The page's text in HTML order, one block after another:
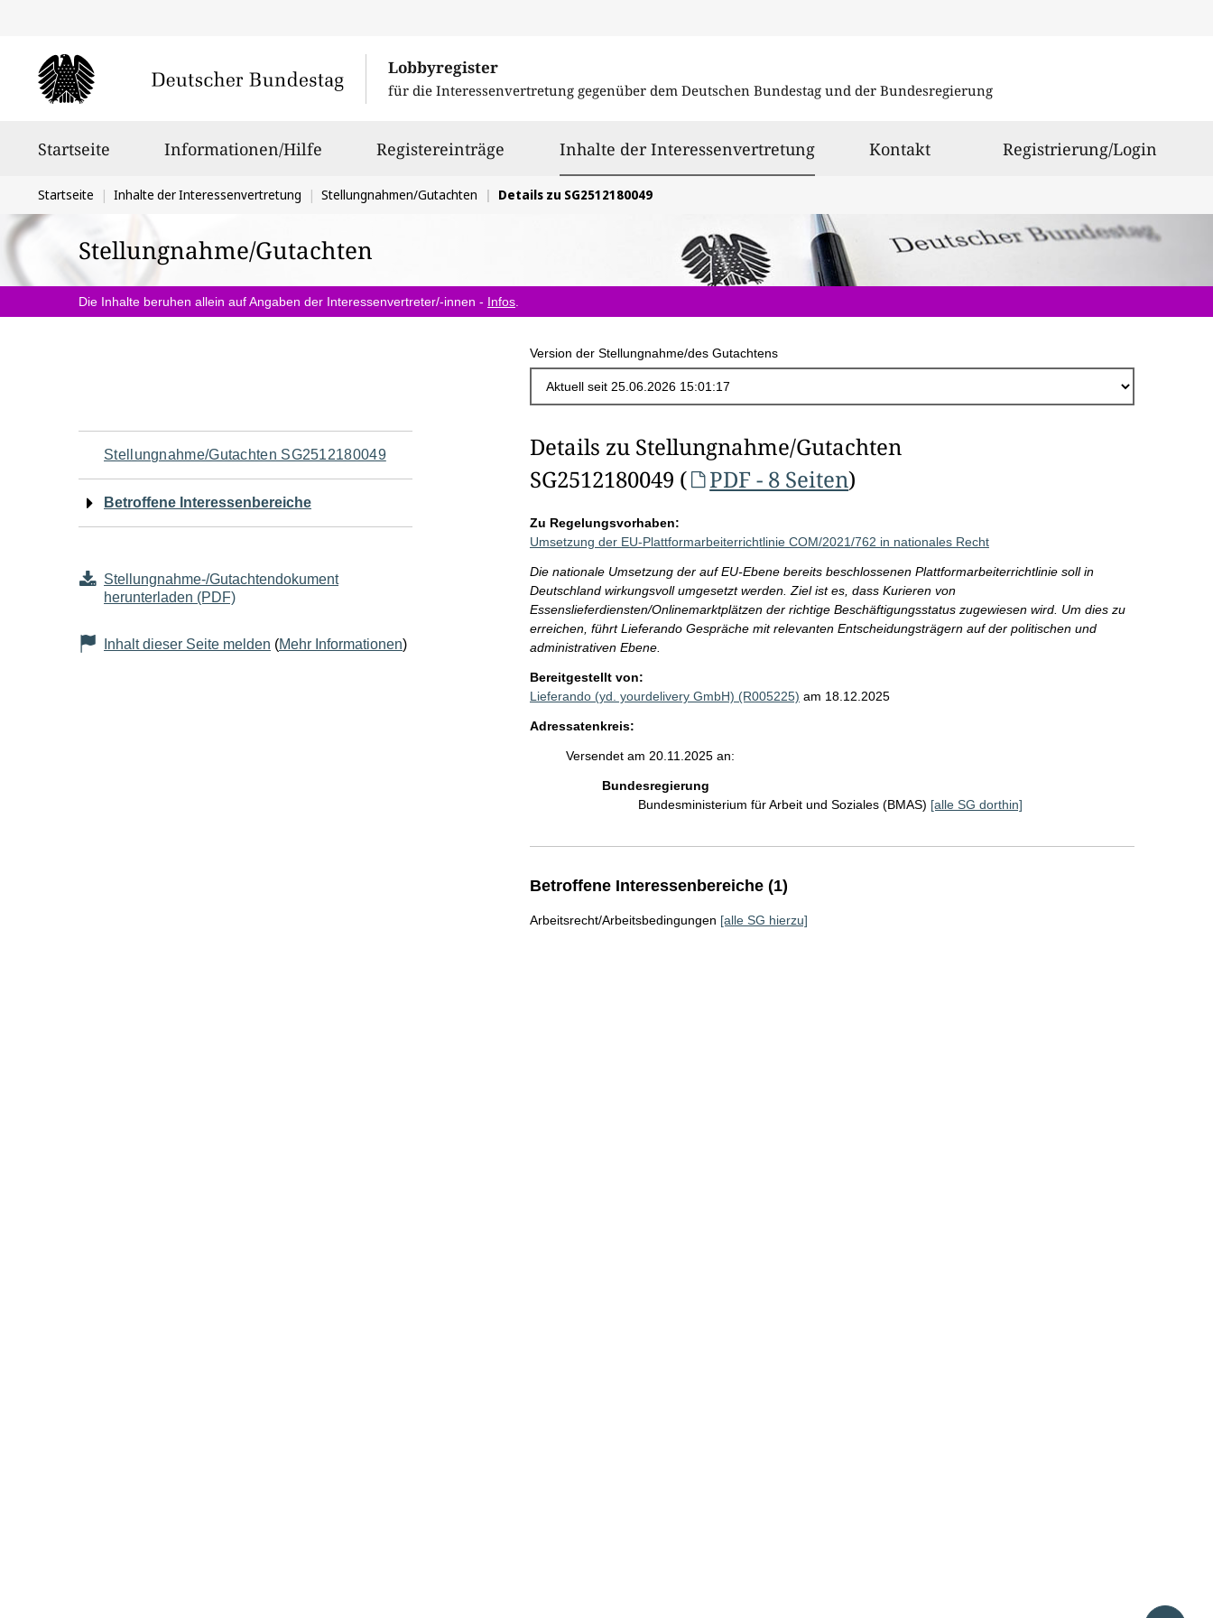
Lobbyregister
für die Interessenvertretung gegenüber dem Deutschen Bundestag und der Bundesregierung
Startseite Informationen/Hilfe Registereinträge Inhalte der Interessenvertretungausgewählt
Kontakt Registrierung/Login
Sie
befinden
sich
hier:
Startseite Inhalte der Interessenvertretung Stellungnahmen/Gutachten Details zu SG2512180049
Stellungnahme/Gutachten
Die Inhalte beruhen allein auf Angaben der Interessenvertreter/-innen - Infos
Version der Stellungnahme/des Gutachtens
Navigation
für
Seiteninhalt
Stellungnahme/Gutachten SG2512180049
Betroffene Interessenbereiche
Stellungnahme-/Gutachtendokument
herunterladen (PDF)
Inhalt dieser Seite melden (Mehr Informationen)
Details zu Stellungnahme/Gutachten
SG2512180049 (
PDF - 8 Seiten)
Zu Regelungsvorhaben:
Umsetzung der EU-Plattformarbeiterrichtlinie COM/2021/762 in nationales Recht
Die nationale Umsetzung der auf EU-Ebene bereits beschlossenen Plattformarbeiterrichtlinie soll in
Deutschland wirkungsvoll umgesetzt werden. Ziel ist es, dass Kurieren von
Essenslieferdiensten/Onlinemarktplätzen der richtige Beschäftigungsstatus zugewiesen wird. Um dies zu
erreichen, führt Lieferando Gespräche mit relevanten Entscheidungsträgern auf der politischen und
administrativen Ebene.
Bereitgestellt von:
Lieferando (yd. yourdelivery GmbH) (R005225) am 18.12.2025
Adressatenkreis:
Versendet am 20.11.2025 an:
Bundesregierung
Bundesministerium für Arbeit und Soziales (BMAS) [alle SG dorthin]
Betroffene Interessenbereiche (1)
Arbeitsrecht/Arbeitsbedingungen [alle SG hierzu]